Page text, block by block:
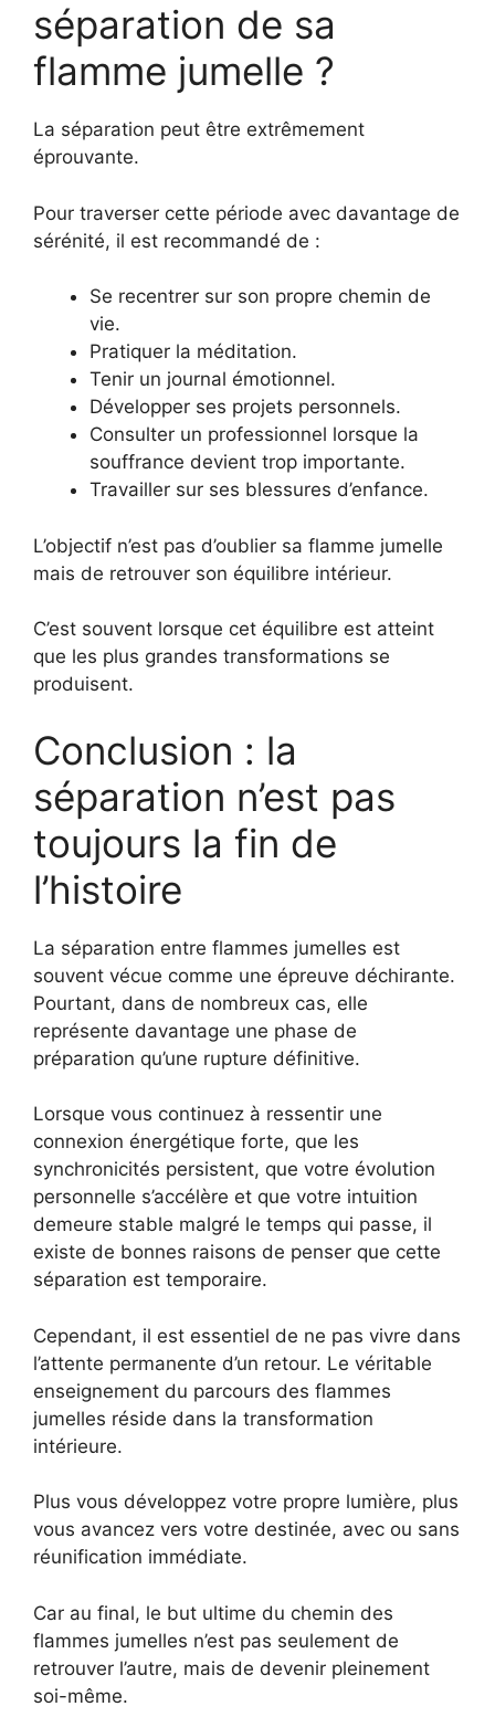
séparation de sa
flamme jumelle ?
La séparation peut être extrêmement
éprouvante.
Pour traverser cette période avec davantage de
sérénité, il est recommandé de :
Se recentrer sur son propre chemin de
vie.
Pratiquer la méditation.
Tenir un journal émotionnel.
Développer ses projets personnels.
Consulter un professionnel lorsque la
souffrance devient trop importante.
Travailler sur ses blessures d’enfance.
L’objectif n’est pas d’oublier sa flamme jumelle
mais de retrouver son équilibre intérieur.
C’est souvent lorsque cet équilibre est atteint
que les plus grandes transformations se
produisent.
Conclusion : la
séparation n’est pas
toujours la fin de
l’histoire
La séparation entre flammes jumelles est
souvent vécue comme une épreuve déchirante.
Pourtant, dans de nombreux cas, elle
représente davantage une phase de
préparation qu’une rupture définitive.
Lorsque vous continuez à ressentir une
connexion énergétique forte, que les
synchronicités persistent, que votre évolution
personnelle s’accélère et que votre intuition
demeure stable malgré le temps qui passe, il
existe de bonnes raisons de penser que cette
séparation est temporaire.
Cependant, il est essentiel de ne pas vivre dans
l’attente permanente d’un retour. Le véritable
enseignement du parcours des flammes
jumelles réside dans la transformation
intérieure.
Plus vous développez votre propre lumière, plus
vous avancez vers votre destinée, avec ou sans
réunification immédiate.
Car au final, le but ultime du chemin des
flammes jumelles n’est pas seulement de
retrouver l’autre, mais de devenir pleinement
soi-même.